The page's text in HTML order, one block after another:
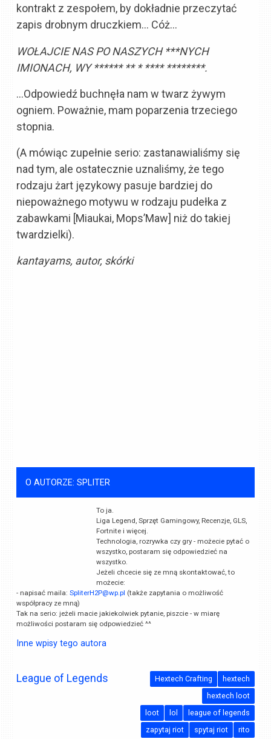
kontrakt z zespołem, by dokładnie przeczytać
zapis drobnym druczkiem… Cóż…
WOŁAJCIE NAS PO NASZYCH ***NYCH
IMIONACH, WY ****** ** * **** ********.
…Odpowiedź buchnęła nam w twarz żywym
ogniem. Poważnie, mam poparzenia trzeciego
stopnia.
(A mówiąc zupełnie serio: zastanawialiśmy się
nad tym, ale ostatecznie uznaliśmy, że tego
rodzaju żart językowy pasuje bardziej do
niepoważnego motywu w rodzaju pudełka z
zabawkami [Miaukai, Mops’Maw] niż do takiej
twardzielki).
kantayams, autor, skórki
O AUTORZE: SPLITER
To ja.
Liga Legend, Sprzęt Gamingowy, Recenzje, GLS,
Fortnite i więcej.
Technologia, rozrywka czy gry - możecie pytać o
wszystko, postaram się odpowiedzieć na
wszystko.
Jeżeli chcecie się ze mną skontaktować, to
możecie:
- napisać maila:SpliterH2P@wp.pl (także zapytania o możliwość
współpracy ze mną)
Tak na serio: jeżeli macie jakiekolwiek pytanie, piszcie - w miarę
możliwości postaram się odpowiedzieć ^^
Inne wpisy tego autora
League of Legends hextech
Hextech Crafting
hextech loot
league of legends
lol
loot
rito
spytaj riot
zapytaj riot